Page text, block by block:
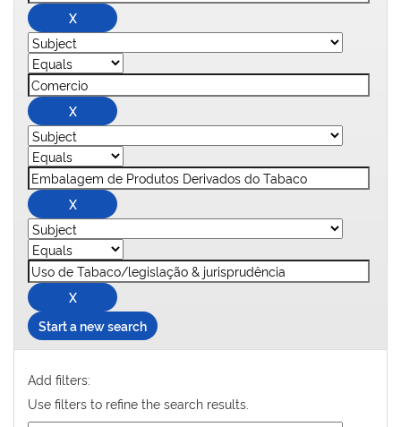
Start a new search
Add filters:
Use filters to refine the search results.